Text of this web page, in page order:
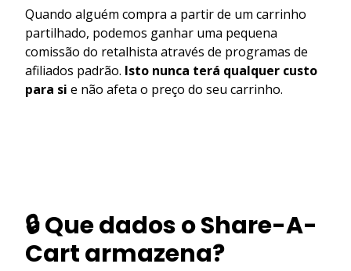
Quando alguém compra a partir de um carrinho
partilhado, podemos ganhar uma pequena
comissão do retalhista através de programas de
afiliados padrão. Isto nunca terá qualquer custo
para si e não afeta o preço do seu carrinho.
🔒 Que dados o Share-A-
Cart armazena?